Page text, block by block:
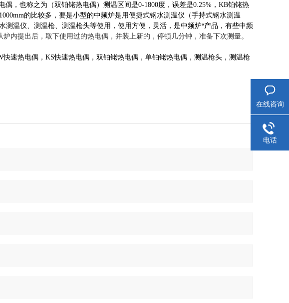
偶，也称之为（双铂铑热电偶）测温区间是0-1800度，误差是0.25% ， KB铂铑热
1000mm的比较多，要是小型的中频炉是用便捷式钢水测温仪（手持式钢水测温
测温仪、测温枪、测温枪头等使用，使用方便，灵活，是中频炉*产品，有些中频
炉内提出后，取下使用过的热电偶，并装上新的，停顿几分钟，准备下次测量。
快速热电偶， KS快速热电偶，双铂铑热电偶，单铂铑热电偶，测温枪头，测温枪
在线咨询
电话